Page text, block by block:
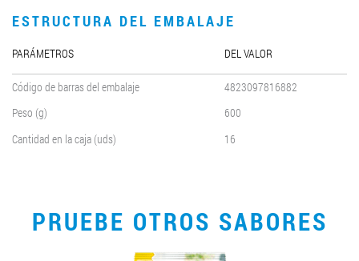
ESTRUCTURA DEL EMBALAJE
PARÁMETROS DEL VALOR
Código de barras del embalaje
4823097816882
Peso (g)
600
Cantidad en la caja (uds)
16
PRUEBE OTROS SABORES